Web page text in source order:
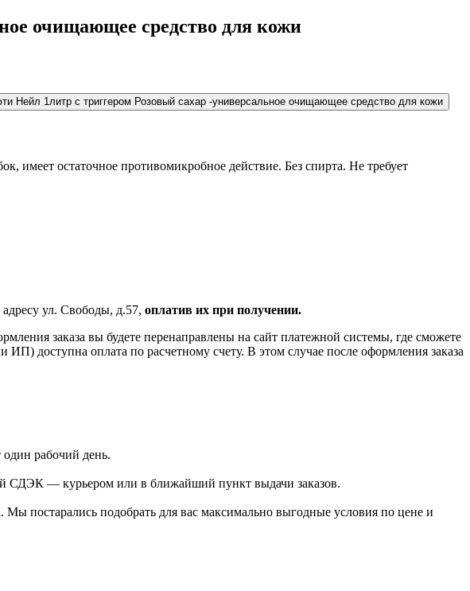
очищающее средство для кожи
Нейл 1литр с триггером Розовый сахар -универсальное очищающее средство для кожи
имеет остаточное противомикробное действие. Без спирта. Не требует
ул. Свободы, д.57, оплатив их при получении.
заказа вы будете перенаправлены на сайт платежной системы, где сможете
доступна оплата по расчетному счету. В этом случае после оформления заказа
один рабочий день.
СДЭК — курьером или в ближайший пункт выдачи заказов.
постарались подобрать для вас максимально выгодные условия по цене и